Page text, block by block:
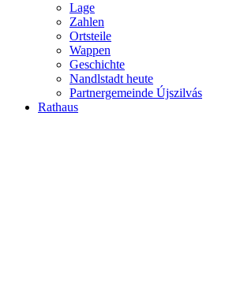
Lage
Zahlen
Ortsteile
Wappen
Geschichte
Nandlstadt heute
Partnergemeinde Újszilvás
Rathaus